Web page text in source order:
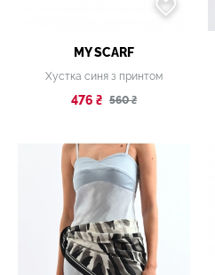
MY SCARF
Хустка синя з принтом
476 ₴ 560 ₴